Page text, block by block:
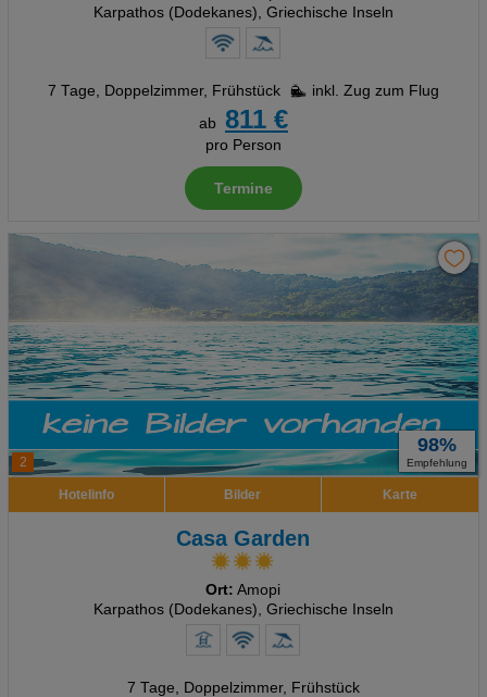
Karpathos (Dodekanes), Griechische Inseln
7 Tage, Doppelzimmer, Frühstück
inkl. Zug zum Flug
ab 811 €
pro Person
Termine
2
98%
Empfehlung
Hotelinfo Bilder Karte
Casa Garden
Ort: Amopi
Karpathos (Dodekanes), Griechische Inseln
7 Tage, Doppelzimmer, Frühstück